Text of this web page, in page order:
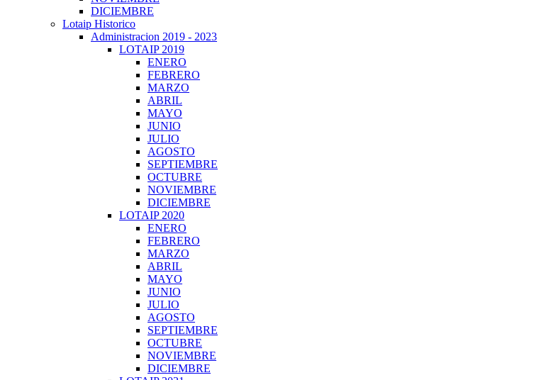
DICIEMBRE
Lotaip Historico
Administracion 2019 - 2023
LOTAIP 2019
ENERO
FEBRERO
MARZO
ABRIL
MAYO
JUNIO
JULIO
AGOSTO
SEPTIEMBRE
OCTUBRE
NOVIEMBRE
DICIEMBRE
LOTAIP 2020
ENERO
FEBRERO
MARZO
ABRIL
MAYO
JUNIO
JULIO
AGOSTO
SEPTIEMBRE
OCTUBRE
NOVIEMBRE
DICIEMBRE